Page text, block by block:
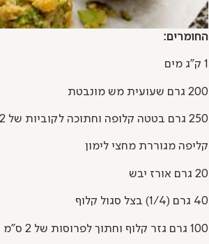
החומרים:
1 ק"ג מים
200 גרם שעועית מש מונבטת
250 גרם בטטה קלופה וחתוכה לקוביות של 2 ס"מ
קליפה מגוררת מחצי לימון
20 גרם אורז יבש
40 גרם (1/4) בצל סגול קלוף
100 גרם גזר קלוף וחתוך לפרוסות של 2 ס"מ